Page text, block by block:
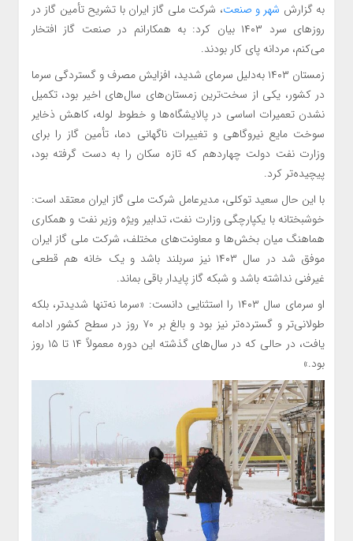
به گزارش شهر و صنعت، شرکت ملی گاز ایران با تشریح تأمین گاز در
روز‌های سرد ۱۴۰۳ بیان کرد: به همکارانم در صنعت گاز افتخار
می‌کنم، مردانه پای کار بودند.
زمستان ۱۴۰۳ به‌دلیل سرمای شدید، افزایش مصرف و گستردگی سرما
در کشور، یکی از سخت‌ترین زمستان‌های سال‌های اخیر بود، تکمیل
نشدن تعمیرات اساسی در پالایشگاه‌ها و خطوط لوله، کاهش ذخایر
سوخت مایع نیروگاهی و تغییرات ناگهانی دما، تأمین گاز را برای
وزارت نفت دولت چهاردهم که تازه سکان را به دست گرفته بود،
پیچیده‌تر کرد.
با این حال سعید توکلی، مدیرعامل شرکت ملی گاز ایران معتقد است:
خوشبختانه با یکپارچگی وزارت نفت، تدابیر ویژه وزیر نفت و همکاری
هماهنگ میان بخش‌ها و معاونت‌های مختلف، شرکت ملی گاز ایران
موفق شد در سال ۱۴۰۳ نیز سربلند باشد و یک خانه هم قطعی
غیرفنی نداشته باشد و شبکه گاز پایدار باقی بماند.
او سرمای سال ۱۴۰۳ را استثنایی دانست: «سرما نه‌تنها شدیدتر، بلکه
طولانی‌تر و گسترده‌تر نیز بود و بالغ بر ۷۰ روز در سطح کشور ادامه
یافت، در حالی که در سال‌های گذشته این دوره معمولاً ۱۴ تا ۱۵ روز
بود.»